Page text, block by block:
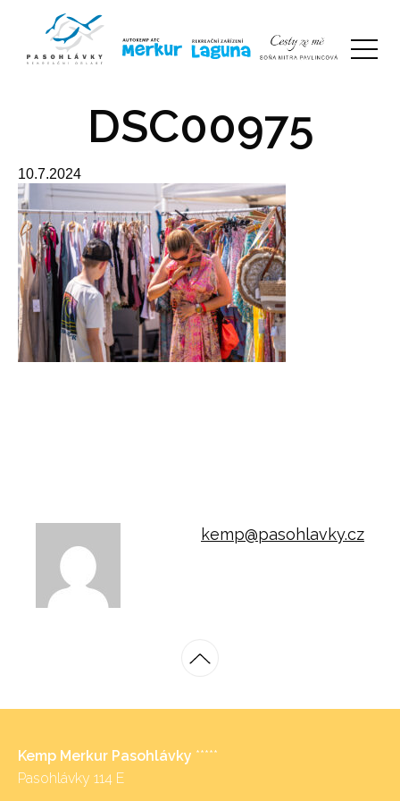
DSC00975
10.7.2024
kemp@pasohlavky.cz
Kemp Merkur Pasohlávky *****
Pasohlávky 114 E